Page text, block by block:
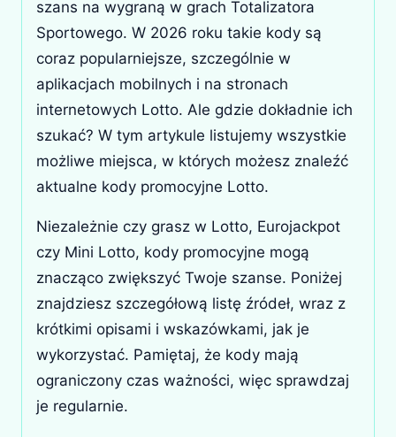
szans na wygraną w grach Totalizatora
Sportowego. W 2026 roku takie kody są
coraz popularniejsze, szczególnie w
aplikacjach mobilnych i na stronach
internetowych Lotto. Ale gdzie dokładnie ich
szukać? W tym artykule listujemy wszystkie
możliwe miejsca, w których możesz znaleźć
aktualne kody promocyjne Lotto.
Niezależnie czy grasz w Lotto, Eurojackpot
czy Mini Lotto, kody promocyjne mogą
znacząco zwiększyć Twoje szanse. Poniżej
znajdziesz szczegółową listę źródeł, wraz z
krótkimi opisami i wskazówkami, jak je
wykorzystać. Pamiętaj, że kody mają
ograniczony czas ważności, więc sprawdzaj
je regularnie.